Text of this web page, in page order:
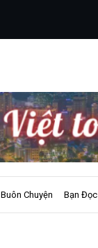
Buôn Chuyện Bạn Đọc